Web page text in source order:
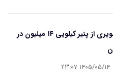
تصویری از پنیر کیلویی ۱۴ میلیون در
۱۴۰۵/۰۵/۱۴ ۲۳:۰۷